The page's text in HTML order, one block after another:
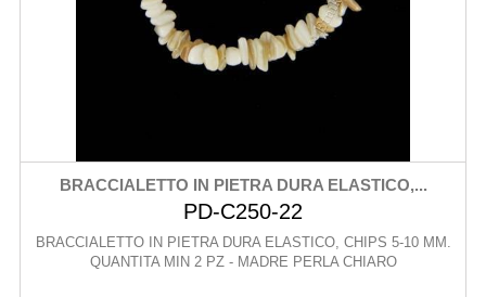
BRACCIALETTO IN PIETRA DURA ELASTICO,...
PD-C250-22
BRACCIALETTO IN PIETRA DURA ELASTICO, CHIPS 5-10 MM.
QUANTITA MIN 2 PZ - MADRE PERLA CHIARO